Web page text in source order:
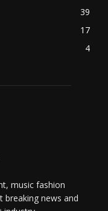
39
17
4
music fashion
breaking news and